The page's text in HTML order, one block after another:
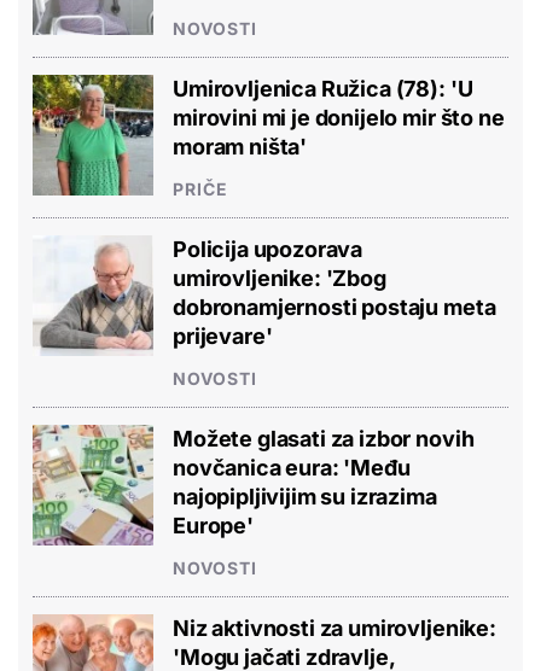
NOVOSTI
Umirovljenica Ružica (78): 'U
mirovini mi je donijelo mir što ne
moram ništa'
PRIČE
Policija upozorava
umirovljenike: 'Zbog
dobronamjernosti postaju meta
prijevare'
NOVOSTI
Možete glasati za izbor novih
novčanica eura: 'Među
najopipljivijim su izrazima
Europe'
NOVOSTI
Niz aktivnosti za umirovljenike:
'Mogu jačati zdravlje,